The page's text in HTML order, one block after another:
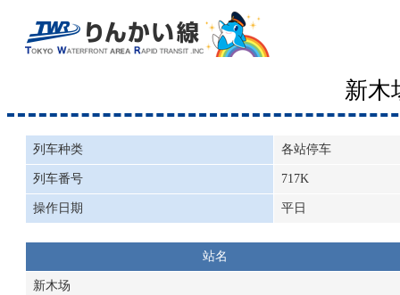
新木
列车种类 各站停车
列车番号 717K
操作日期 平日
站名
新木场